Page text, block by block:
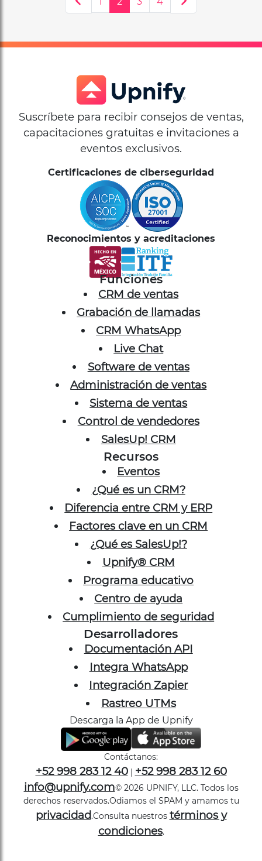
Suscríbete para recibir consejos de ventas,
capacitaciones gratuitas e invitaciones a
eventos exclusivos.
Certificaciones de ciberseguridad
Reconocimientos y acreditaciones
Funciones
CRM de ventas
Grabación de llamadas
CRM WhatsApp
Live Chat
Software de ventas
Administración de ventas
Sistema de ventas
Control de vendedores
SalesUp! CRM
Recursos
¿Qué es un CRM?
Diferencia entre CRM y ERP
Factores clave en un CRM
¿Qué es SalesUp!?
Upnify® CRM
Programa educativo
Centro de ayuda
Cumplimiento de seguridad
Desarrolladores
Documentación API
Integra WhatsApp
Integración Zapier
Rastreo UTMs
Descarga la App de Upnify
Contáctanos:
+52 998 283 12 40|+52 998 283 12 60
info@upnify.com ©2026UPNIFY, LLC. Todos los
derechos reservados.Odiamos el SPAM y amamos tu
privacidad.Consulta nuestros
términos y
condiciones